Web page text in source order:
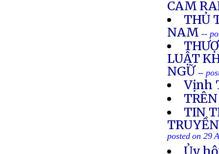
CAM
THỦ
NAM--
LUẬT
NGỮ --
Vịnh
TIN
posted on 29